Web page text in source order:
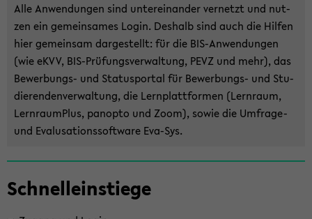
Haupt­
Schnell­ein­stie­ge
Alle An­wen­dun­gen sind un­ter­ein­an­der ver­netzt und nut­
zen ein ge­mein­sa­mes Login. Des­halb sind auch die Hil­fen
hier ge­mein­sam dar­ge­stellt: für die BIS-​Anwendungen
(wie eKVV, BIS-​Prüfungsverwaltung, PEVZ und mehr), das
Bewerbungs-​ und Sta­tuspor­tal für Bewerbungs-​ und Stu­
die­ren­den­ver­wal­tung, die Lern­platt­for­men (Lern­raum,
Lern­raum­Plus, pan­op­to und Zoom), sowie die Umfrage-​
und Eva­lu­sa­ti­ons­soft­ware Eva-​Sys.